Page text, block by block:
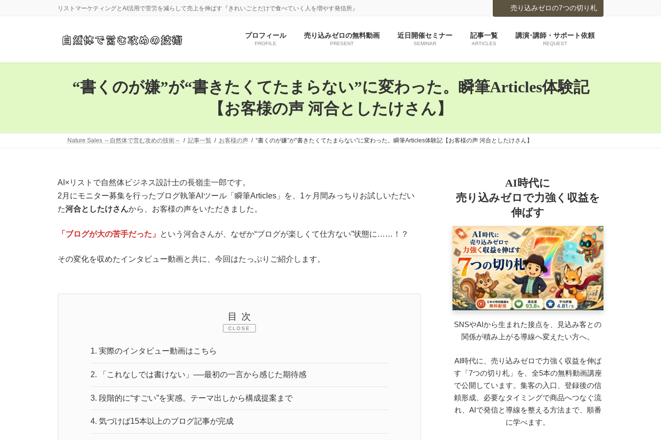
リストマーケティングとAI活用で苦労を減らして売上を伸ばす『きれいごとだけで食べていく人を増やす発信所』 売り込みゼロの7つの切り札
プロフィール
PROFILE
売り込みゼロの無料動画
PRESENT
近日開催セミナー
SEMINAR
記事一覧
ARTICLES
講演･講師・サポート依頼
REQUEST
“書くのが嫌”が“書きたくてたまらない”に変わった。瞬筆Articles体験記
【お客様の声 河合としたけさん】
Nature Sales ～自然体で営む攻めの技術～ 記事一覧 お客様の声 “書くのが嫌”が“書きたくてたまらない”に変わった。瞬筆Articles体験記【お客様の声 河合としたけさん】
AI×リストで自然体ビジネス設計士の長嶺圭一郎です。
2月にモニター募集を行ったブログ執筆AIツール「瞬筆Articles」を、1ヶ月間みっちりお試しいただい
た河合としたけさんから、お客様の声をいただきました。
「ブログが大の苦手だった」 という河合さんが、なぜか“ブログが楽しくて仕方ない”状態に……！？
その変化を収めたインタビュー動画と共に、今回はたっぷりご紹介します。
目次
CLOSE
1. 実際のインタビュー動画はこちら
2. 「これなしでは書けない」──最初の一言から感じた期待感
3. 段階的に“すごい”を実感。テーマ出しから構成提案まで
4. 気づけば15本以上のブログ記事が完成
AI時代に
売り込みゼロで力強く収益を
伸ばす
SNSやAIから生まれた接点を、見込み客との
関係が積み上がる導線へ変えたい方へ。
AI時代に、売り込みゼロで力強く収益を伸ば
す「7つの切り札」を、全5本の無料動画講座
で公開しています。集客の入口、登録後の信
頼形成、必要なタイミングで商品へつなぐ流
れ、AIで発信と導線を整える方法まで、順番
に学べます。